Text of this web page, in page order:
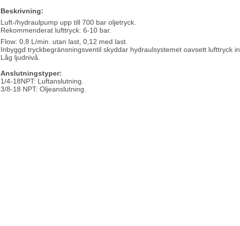
Beskrivning:
Luft-/hydraulpump upp till 700 bar oljetryck.
Rekommenderat lufttryck: 6-10 bar.
Flow: 0,8 L/min. utan last, 0,12 med last.
Inbyggd tryckbegränsningsventil skyddar hydraulsystemet oavsett lufttryck in.
Låg ljudnivå.
Anslutningstyper:
1/4-18NPT: Luftanslutning.
3/8-18 NPT: Oljeanslutning.